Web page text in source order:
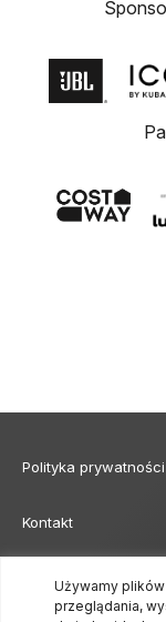
Używamy
przeglądania,
Polityka prywatności
Kontakt
Klauzula obowiązku
informacyjnego